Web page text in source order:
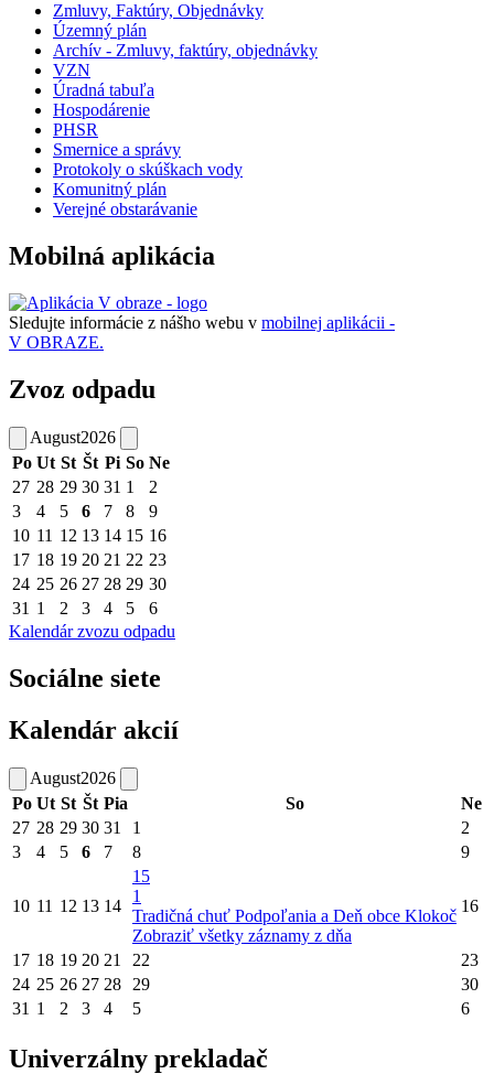
Zmluvy, Faktúry, Objednávky
Územný plán
Archív - Zmluvy, faktúry, objednávky
VZN
Úradná tabuľa
Hospodárenie
PHSR
Smernice a správy
Protokoly o skúškach vody
Komunitný plán
Verejné obstarávanie
Mobilná aplikácia
Sledujte informácie z nášho webu v mobilnej aplikácii -
V OBRAZE.
Zvoz odpadu
August2026
Po Ut St Št Pi So Ne
27 28 29 30 31 1
2
3
4 5 6 7 8
9
10 11 12 13 14 15 16
17 18 19 20 21 22 23
24 25 26 27 28 29 30
31 1 2 3 4 5
6
Kalendár zvozu odpadu
Sociálne siete
Kalendár akcií
August2026
Po Ut St Št Pia So
Ne
27 28 29 30 31 1
2
3
4 5 6 7 8 9
10 11 12 13 14
15
1
Tradičná chuť Podpoľania a Deň obce Klokoč
Zobraziť všetky záznamy z dňa
16
17 18 19 20 21 22
23
24 25 26 27 28 29
30
31 1 2 3 4 5 6
Univerzálny prekladač